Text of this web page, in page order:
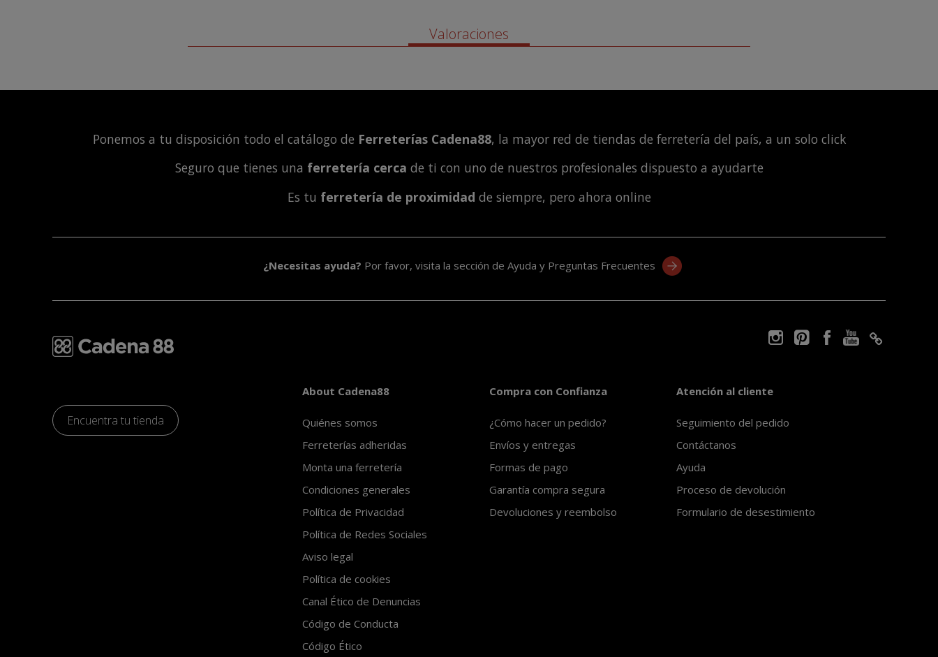
Valoraciones
Ponemos a tu disposición todo el catálogo de Ferreterías Cadena88, la mayor red de tiendas de ferretería del país, a un solo click
Seguro que tienes una ferretería cerca de ti con uno de nuestros profesionales dispuesto a ayudarte
Es tu ferretería de proximidad de siempre, pero ahora online
¿Necesitas ayuda? Por favor, visita la sección de Ayuda y Preguntas Frecuentes
Encuentra tu tienda
About Cadena88
Quiénes somos
Ferreterías adheridas
Monta una ferretería
Condiciones generales
Política de Privacidad
Política de Redes Sociales
Aviso legal
Política de cookies
Canal Ético de Denuncias
Código de Conducta
Código Ético
Compra con Confianza
¿Cómo hacer un pedido?
Envíos y entregas
Formas de pago
Garantía compra segura
Devoluciones y reembolso
Atención al cliente
Seguimiento del pedido
Contáctanos
Ayuda
Proceso de devolución
Formulario de desestimiento